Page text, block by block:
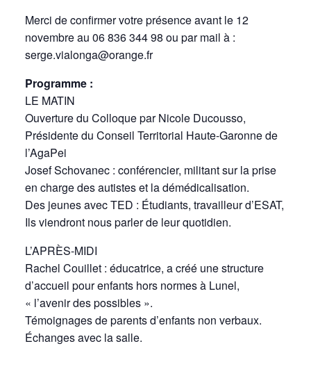
Merci de confirmer votre présence avant le 12
novembre au 06 836 344 98 ou par mail à :
serge.vialonga@orange.fr
Programme :
LE MATIN
Ouverture du Colloque par Nicole Ducousso,
Présidente du Conseil Territorial Haute-Garonne de
l’AgaPei
Josef Schovanec : conférencier, militant sur la prise
en charge des autistes et la démédicalisation.
Des jeunes avec TED : Étudiants, travailleur d’ESAT,
Ils viendront nous parler de leur quotidien.
L’APRÈS-MIDI
Rachel Couillet : éducatrice, a créé une structure
d’accueil pour enfants hors normes à Lunel,
« l’avenir des possibles ».
Témoignages de parents d’enfants non verbaux.
Échanges avec la salle.